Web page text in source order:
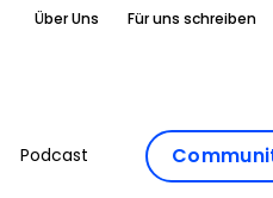
Über Uns Für uns schreiben
Podcast